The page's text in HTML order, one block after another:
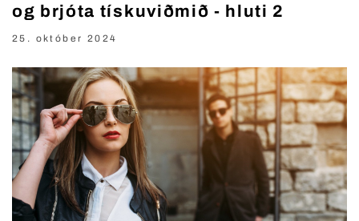
og brjóta tískuviðmið - hluti 2
25. október 2024